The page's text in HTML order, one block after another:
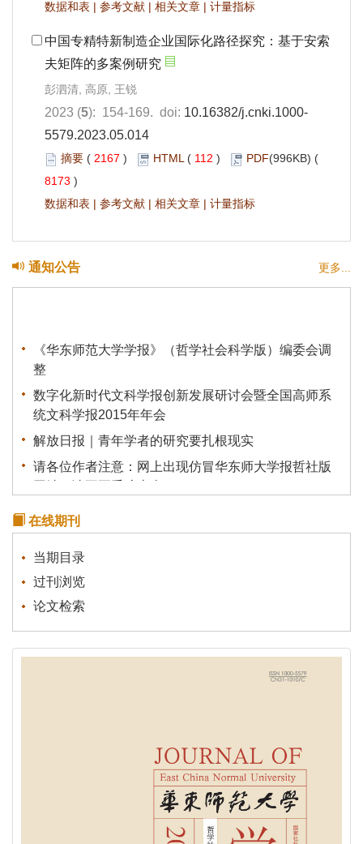
数据和表 | 参考文献 | 相关文章 | 计量指标
中国专精特新制造企业国际化路径探究：基于安索
夫矩阵的多案例研究
彭泗清, 高原, 王锐
2023 (5): 154-169. doi: 10.16382/j.cnki.1000-
5579.2023.05.014
摘要 ( 2167 ) HTML( 112 ) PDF(996KB) (
8173 )
数据和表 | 参考文献 | 相关文章 | 计量指标
通知公告 更多...
《华东师范大学学报》（哲学社会科学版）编委会调
整
数字化新时代文科学报创新发展研讨会暨全国高师系
统文科学报2015年年会
解放日报｜青年学者的研究要扎根现实
请各位作者注意：网上出现仿冒华东师大学报哲社版
网站，请不要受骗上当。
AMI”核心期刊
《华东师范大学学报》为青年学者成长搭建平台
在线期刊
当期目录
过刊浏览
论文检索